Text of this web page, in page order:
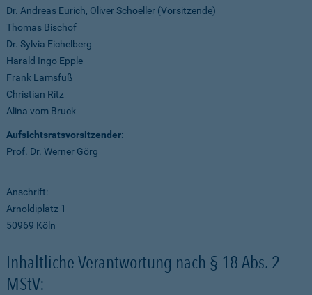
Dr. Andreas Eurich, Oliver Schoeller (Vorsitzende)
Thomas Bischof
Dr. Sylvia Eichelberg
Harald Ingo Epple
Frank Lamsfuß
Christian Ritz
Alina vom Bruck
Aufsichtsratsvorsitzender:
Prof. Dr. Werner Görg
Anschrift:
Arnoldiplatz 1
50969 Köln
Inhaltliche Verantwortung nach § 18 Abs. 2
MStV: